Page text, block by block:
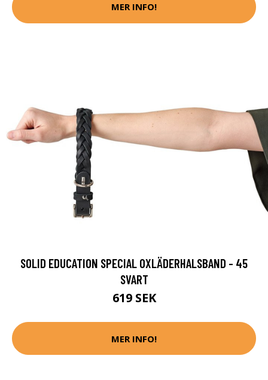
MER INFO!
SOLID EDUCATION SPECIAL OXLÄDERHALSBAND - 45
SVART
619 SEK
MER INFO!